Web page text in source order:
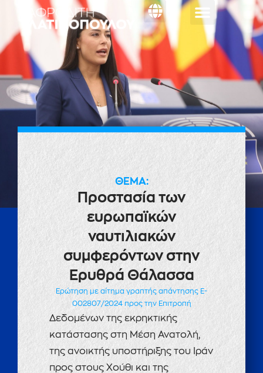
Κοινοβουλευτική
ΕΡΩΤΗΣΗ
ΘΕΜΑ:
Προστασία των
ευρωπαϊκών
ναυτιλιακών
συμφερόντων στην
Ερυθρά Θάλασσα
Ερώτηση με αίτημα γραπτής απάντησης E-
002807/2024 προς την Επιτροπή
Δεδομένων της εκρηκτικής
κατάστασης στη Μέση Ανατολή,
της ανοικτής υποστήριξης του Ιράν
προς στους Χούθι και της